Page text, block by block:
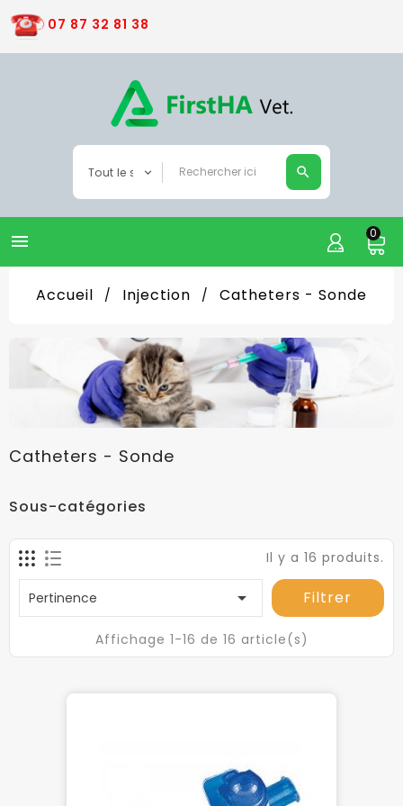
07 87 32 81 38
 0
Accueil Injection Catheters - Sonde
Catheters - Sonde
Sous-catégories
Il y a 16 produits.
Pertinence  Filtrer
Affichage 1-16 de 16 article(s)